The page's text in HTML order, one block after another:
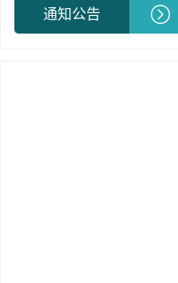
通知公告